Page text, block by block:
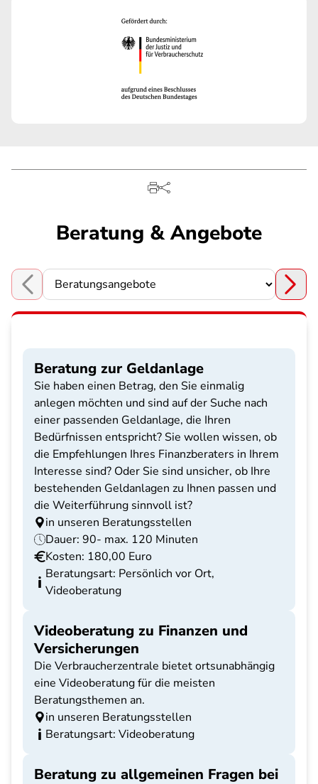
Beratung & Angebote
Choose a section
Beratung zur Geldanlage
Sie haben einen Betrag, den Sie einmalig
anlegen möchten und sind auf der Suche nach
einer passenden Geldanlage, die Ihren
Bedürfnissen entspricht? Sie wollen wissen, ob
die Empfehlungen Ihres Finanzberaters in Ihrem
Interesse sind? Oder Sie sind unsicher, ob Ihre
bestehenden Geldanlagen zu Ihnen passen und
die Weiterführung sinnvoll ist?
in unseren Beratungsstellen
Dauer: 90- max. 120 Minuten
Kosten: 180,00 Euro
Beratungsart: Persönlich vor Ort,
Videoberatung
Videoberatung zu Finanzen und
Versicherungen
Die Verbraucherzentrale bietet ortsunabhängig
eine Videoberatung für die meisten
Beratungsthemen an.
in unseren Beratungsstellen
Beratungsart: Videoberatung
Beratung zu allgemeinen Fragen bei